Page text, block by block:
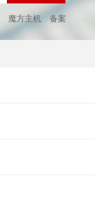
魔方主机 备案